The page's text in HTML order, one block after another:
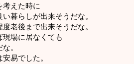
考えた時に
暮らしが出来そうだな。
老後まで出来そうだな。
現場に居なくても
。
易でした。